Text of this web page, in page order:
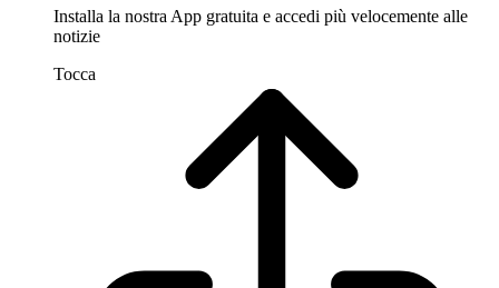
Installa la nostra App gratuita e accedi più velocemente alle
notizie
Tocca